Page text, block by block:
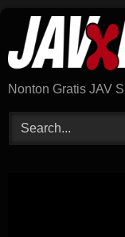
content
Nonton Gratis JAV